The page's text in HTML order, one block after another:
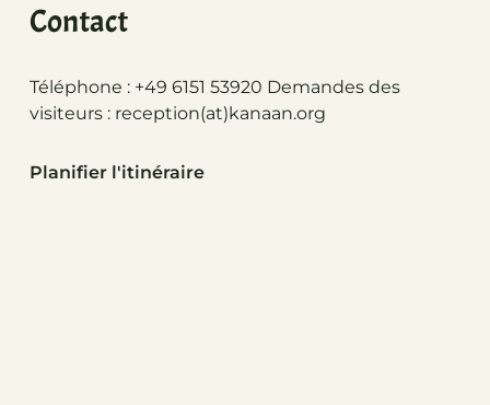
Contact
Téléphone : +49 6151 53920 Demandes des
visiteurs : reception(at)kanaan.org
Planifier l'itinéraire